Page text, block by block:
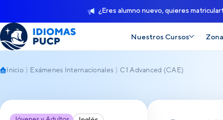
¿Eres alumno nuevo, quieres
Nuestros Cursos
Inicio Exámenes Internacionales C1 Advanced (CAE)
C1 Advanced (CAE)